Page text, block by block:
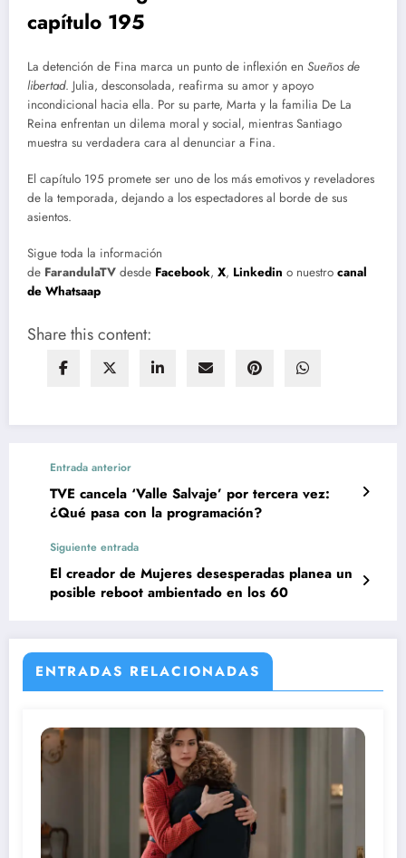
capítulo 195
La detención de Fina marca un punto de inflexión en Sueños de
libertad. Julia, desconsolada, reafirma su amor y apoyo
incondicional hacia ella. Por su parte, Marta y la familia De La
Reina enfrentan un dilema moral y social, mientras Santiago
muestra su verdadera cara al denunciar a Fina.
El capítulo 195 promete ser uno de los más emotivos y reveladores
de la temporada, dejando a los espectadores al borde de sus
asientos.
Sigue toda la información
de FarandulaTV desde Facebook, X, Linkedin o nuestro canal
de Whatsaap
Share this content:
Entrada anterior
TVE cancela ‘Valle Salvaje’ por tercera vez:
¿Qué pasa con la programación?
Siguiente entrada
El creador de Mujeres desesperadas planea un
posible reboot ambientado en los 60
ENTRADAS RELACIONADAS